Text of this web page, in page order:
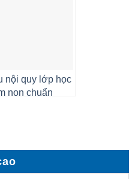
nội quy lớp học
non chuẩn